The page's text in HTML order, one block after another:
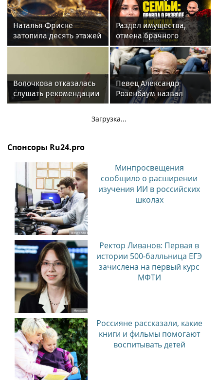
Наталья Фриске
затопила десять этажей
в Москве, соседи
Раздел имущества,
отмена брачного
контракта и новые
слухи: как живет
Джиган после развода с
Оксаной Самойловой
Волочкова отказалась
слушать рекомендации
врачей после новой
Певец Александр
Розенбаум назвал
Любовь Орлову
Загрузка...
Спонсоры Ru24.pro
Минпросвещения
сообщило о расширении
изучения ИИ в российских
школах
Ректор Ливанов: Первая в
истории 500-балльница ЕГЭ
зачислена на первый курс
МФТИ
Россияне рассказали, какие
книги и фильмы помогают
воспитывать детей